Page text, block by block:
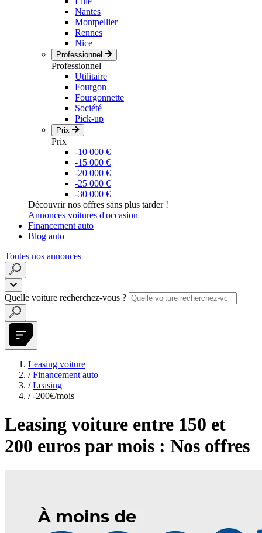
Nantes
Montpellier
Rennes
Nice
Professionnel
Professionnel
Utilitaire
Fourgon
Fourgonnette
Société
Pick-up
Prix
Prix
-10 000 €
-15 000 €
-20 000 €
-25 000 €
-30 000 €
Découvrir nos offres sans plus tarder !
Annonces voitures d'occasion
Financement auto
Blog auto
Toutes nos annonces
Quelle voiture recherchez-vous ?
Leasing voiture
/ Financement auto
/ Leasing
/ -200€/mois
Leasing voiture entre 150 et
200 euros par mois : Nos offres